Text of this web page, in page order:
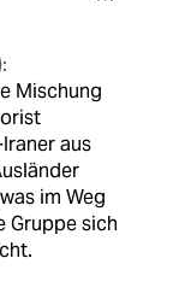
Mischung
aus
im Weg
Gruppe sich